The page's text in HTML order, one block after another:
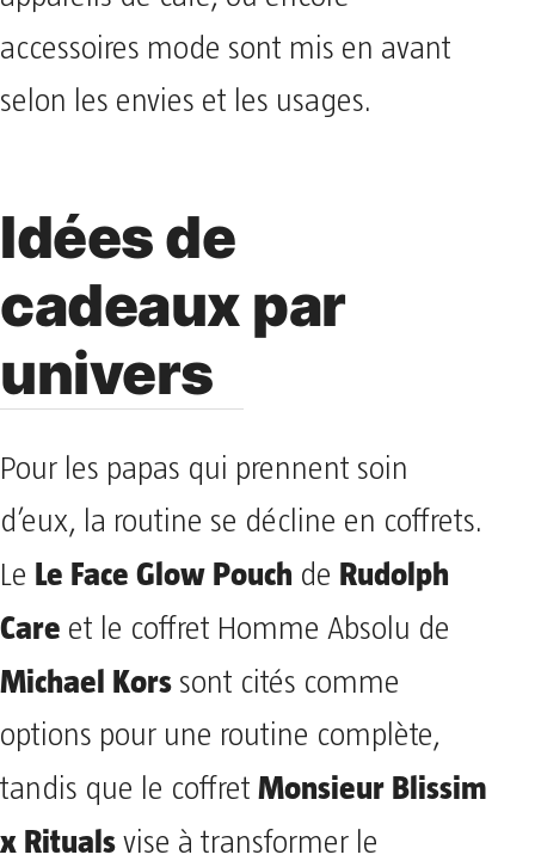
accessoires mode sont mis en avant
selon les envies et les usages.
Idées de
cadeaux par
univers
Pour les papas qui prennent soin
d’eux, la routine se décline en coffrets.
Le Le Face Glow Pouch de Rudolph
Care et le coffret Homme Absolu de
Michael Kors sont cités comme
options pour une routine complète,
tandis que le coffret Monsieur Blissim
x Rituals vise à transformer le